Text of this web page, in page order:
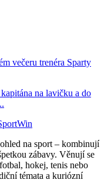
večeru trenéra Sparty
na lavičku a do
na sport – kombinují
zábavy. Věnují se
hokej, tenis nebo
témata a kuriózní